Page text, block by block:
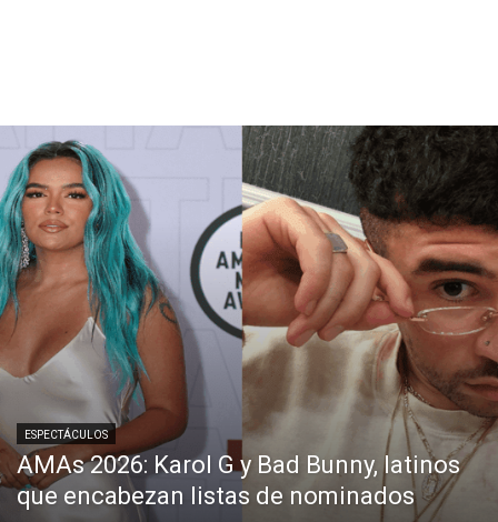
ESPECTÁCULOS
AMAs 2026: Karol G y Bad Bunny, latinos
que encabezan listas de nominados